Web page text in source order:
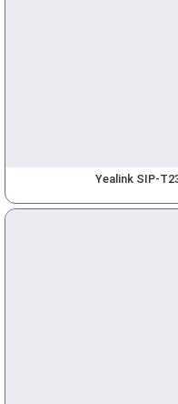
Yealink SIP-